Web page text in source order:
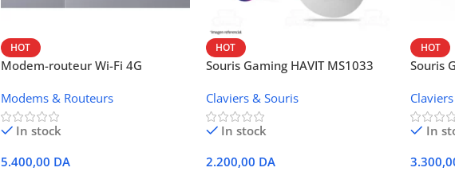
HOT
Modem-routeur Wi-Fi 4G
Modems & Routeurs
In stock
5.400,00 DA
HOT
Souris Gaming HAVIT MS1033
Claviers & Souris
In stock
2.200,00 DA
HOT
Souris
In